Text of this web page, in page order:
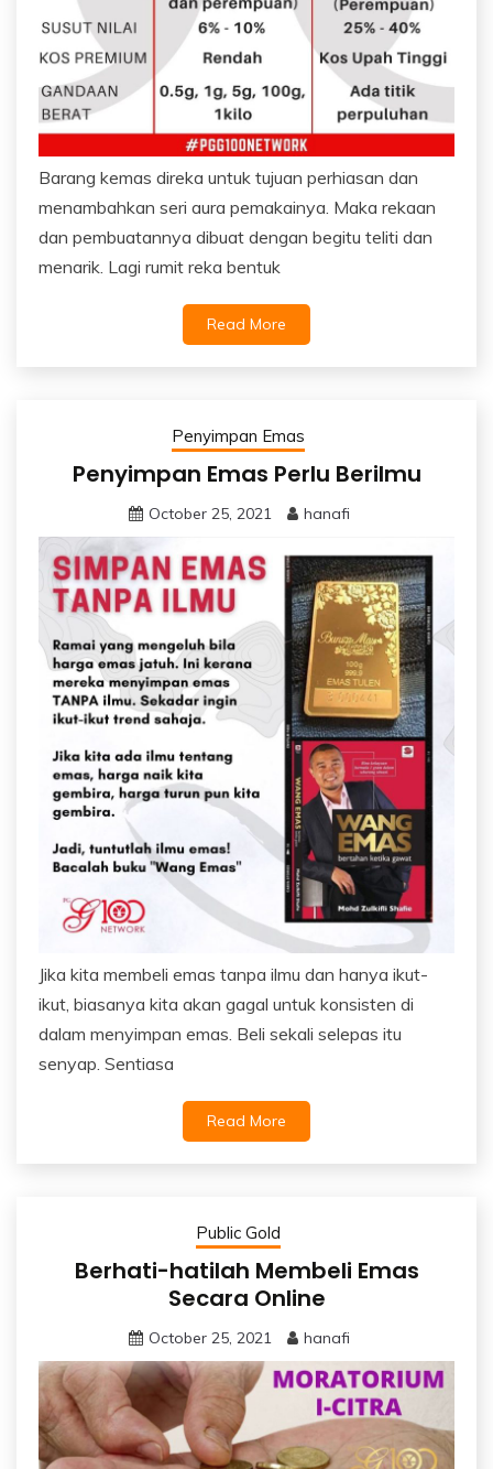
Barang kemas direka untuk tujuan perhiasan dan
menambahkan seri aura pemakainya. Maka rekaan
dan pembuatannya dibuat dengan begitu teliti dan
menarik. Lagi rumit reka bentuk
Read More
Penyimpan Emas
Penyimpan Emas Perlu Berilmu
October 25, 2021 hanafi
Jika kita membeli emas tanpa ilmu dan hanya ikut-
ikut, biasanya kita akan gagal untuk konsisten di
dalam menyimpan emas. Beli sekali selepas itu
senyap. Sentiasa
Read More
Public Gold
Berhati-hatilah Membeli Emas
Secara Online
October 25, 2021 hanafi